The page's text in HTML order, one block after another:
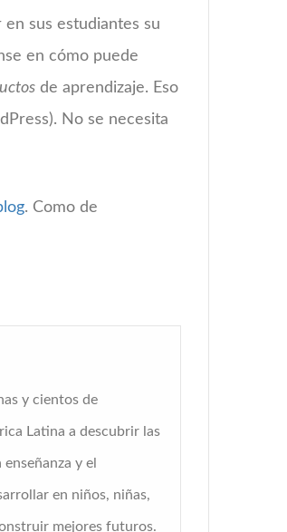
sus estudiantes su
en cómo puede
de aprendizaje. Eso
No se necesita
. Como de
y cientos de
Latina a descubrir las
y el
en niños, niñas,
mejores futuros.